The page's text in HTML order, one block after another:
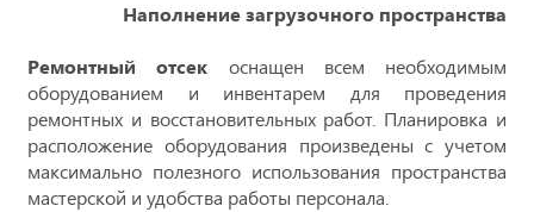
Наполнение загрузочного пространства
Ремонтный отсек оснащен всем необходимым
оборудованием и инвентарем для проведения
ремонтных и восстановительных работ. Планировка и
расположение оборудования произведены с учетом
максимально полезного использования пространства
мастерской и удобства работы персонала.